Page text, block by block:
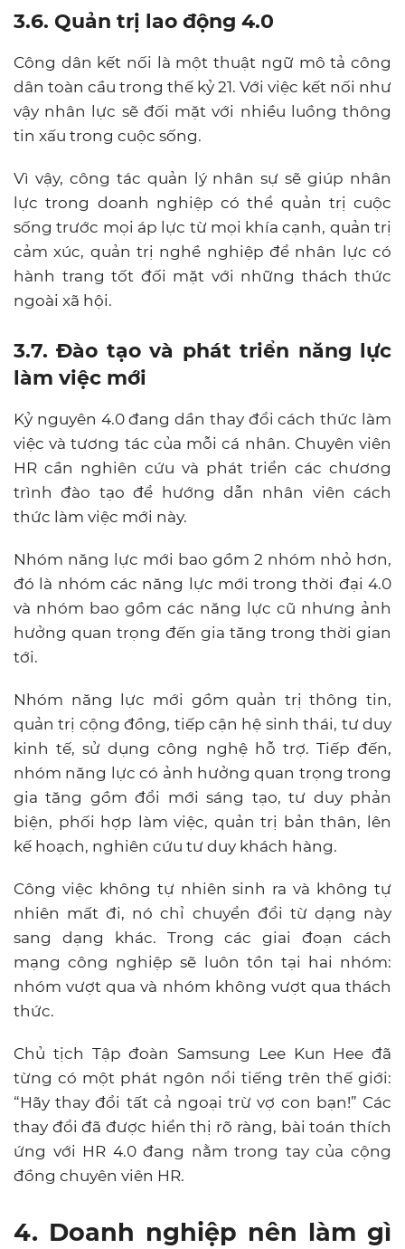
3.6. Quản trị lao động 4.0
Công dân kết nối là một thuật ngữ mô tả công
dân toàn cầu trong thế kỷ 21. Với việc kết nối như
vậy nhân lực sẽ đối mặt với nhiều luồng thông
tin xấu trong cuộc sống.
Vì vậy, công tác quản lý nhân sự sẽ giúp nhân
lực trong doanh nghiệp có thể quản trị cuộc
sống trước mọi áp lực từ mọi khía cạnh, quản trị
cảm xúc, quản trị nghề nghiệp để nhân lực có
hành trang tốt đối mặt với những thách thức
ngoài xã hội.
3.7. Đào tạo và phát triển năng lực
làm việc mới
Kỷ nguyên 4.0 đang dần thay đổi cách thức làm
việc và tương tác của mỗi cá nhân. Chuyên viên
HR cần nghiên cứu và phát triển các chương
trình đào tạo để hướng dẫn nhân viên cách
thức làm việc mới này.
Nhóm năng lực mới bao gồm 2 nhóm nhỏ hơn,
đó là nhóm các năng lực mới trong thời đại 4.0
và nhóm bao gồm các năng lực cũ nhưng ảnh
hưởng quan trọng đến gia tăng trong thời gian
tới.
Nhóm năng lực mới gồm quản trị thông tin,
quản trị cộng đồng, tiếp cận hệ sinh thái, tư duy
kinh tế, sử dụng công nghệ hỗ trợ. Tiếp đến,
nhóm năng lực có ảnh hưởng quan trọng trong
gia tăng gồm đổi mới sáng tạo, tư duy phản
biện, phối hợp làm việc, quản trị bản thân, lên
kế hoạch, nghiên cứu tư duy khách hàng.
Công việc không tự nhiên sinh ra và không tự
nhiên mất đi, nó chỉ chuyển đổi từ dạng này
sang dạng khác. Trong các giai đoạn cách
mạng công nghiệp sẽ luôn tồn tại hai nhóm:
nhóm vượt qua và nhóm không vượt qua thách
thức.
Chủ tịch Tập đoàn Samsung Lee Kun Hee đã
từng có một phát ngôn nổi tiếng trên thế giới:
“Hãy thay đổi tất cả ngoại trừ vợ con bạn!” Các
thay đổi đã được hiển thị rõ ràng, bài toán thích
ứng với HR 4.0 đang nằm trong tay của cộng
đồng chuyên viên HR.
4. Doanh nghiệp nên làm gì